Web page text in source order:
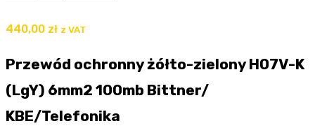
440,00 zł z VAT
Przewód ochronny żółto-zielony H07V-K
(LgY) 6mm2 100mb Bittner/
KBE/Telefonika